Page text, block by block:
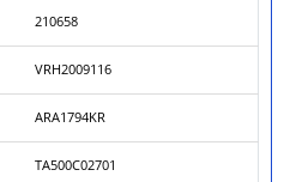
210658
VRH2009116
ARA1794KR
TA500C02701